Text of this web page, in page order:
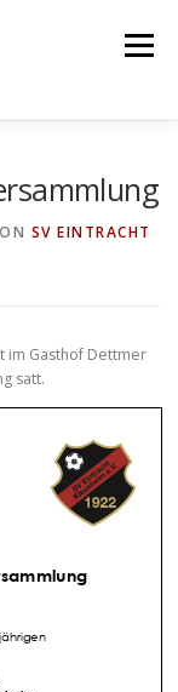
Menü
SV EINTRACHT
im Gasthof Dettmer
satt.